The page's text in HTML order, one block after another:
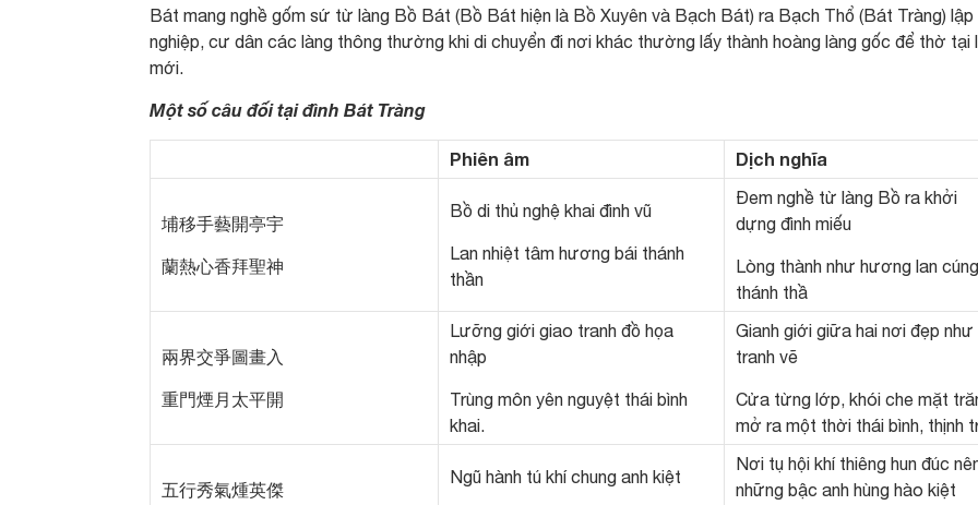
Bát mang nghề gốm sứ từ làng Bồ Bát (Bồ Bát hiện là Bồ Xuyên và Bạch Bát) ra Bạch Thổ (Bát Tràng) lập
nghiệp, cư dân các làng thông thường khi di chuyển đi nơi khác thường lấy thành hoàng làng gốc để thờ tại
mới.
Một số câu đối tại đình Bát Tràng
Phiên âm Dịch nghĩa
埔移手藝開亭宇
蘭熱心香拜聖神
Bồ di thủ nghệ khai đình vũ
Lan nhiệt tâm hương bái thánh
thần
Đem nghề từ làng Bồ ra khởi
dựng đình miếu
Lòng thành như hương lan
thánh thầ
兩界交爭圖畫入
重門煙月太平開
Lưỡng giới giao tranh đồ họa
nhập
Trùng môn yên nguyệt thái bình
khai.
Gianh giới giữa hai nơi đẹp như
tranh vẽ
Cửa từng lớp, khói che mặt
mở ra một thời thái bình, thịnh
五行秀氣煄英傑
Ngũ hành tú khí chung anh kiệt
Nơi tụ hội khí thiêng hun đúc
những bậc anh hùng hào kiệt